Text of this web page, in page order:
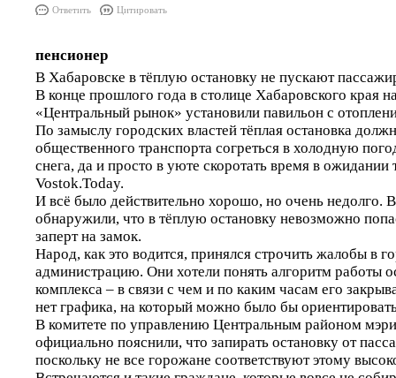
Ответить Цитировать
пенсионер
В Хабаровске в тёплую остановку не пускают
В конце прошлого года в столице Хабаровского края
«Центральный рынок» установили павильон с
По замыслу городских властей тёплая остановка
общественного транспорта согреться в холодную
снега, да и просто в уюте скоротать время в ожидании
Vostok.Today.
И всё было действительно хорошо, но очень недолго.
обнаружили, что в тёплую остановку невозможно
заперт на замок.
Народ, как это водится, принялся строчить жалобы в
администрацию. Они хотели понять алгоритм работы
комплекса – в связи с чем и по каким часам его
нет графика, на который можно было бы
В комитете по управлению Центральным районом
официально пояснили, что запирать остановку от
поскольку не все горожане соответствуют этому